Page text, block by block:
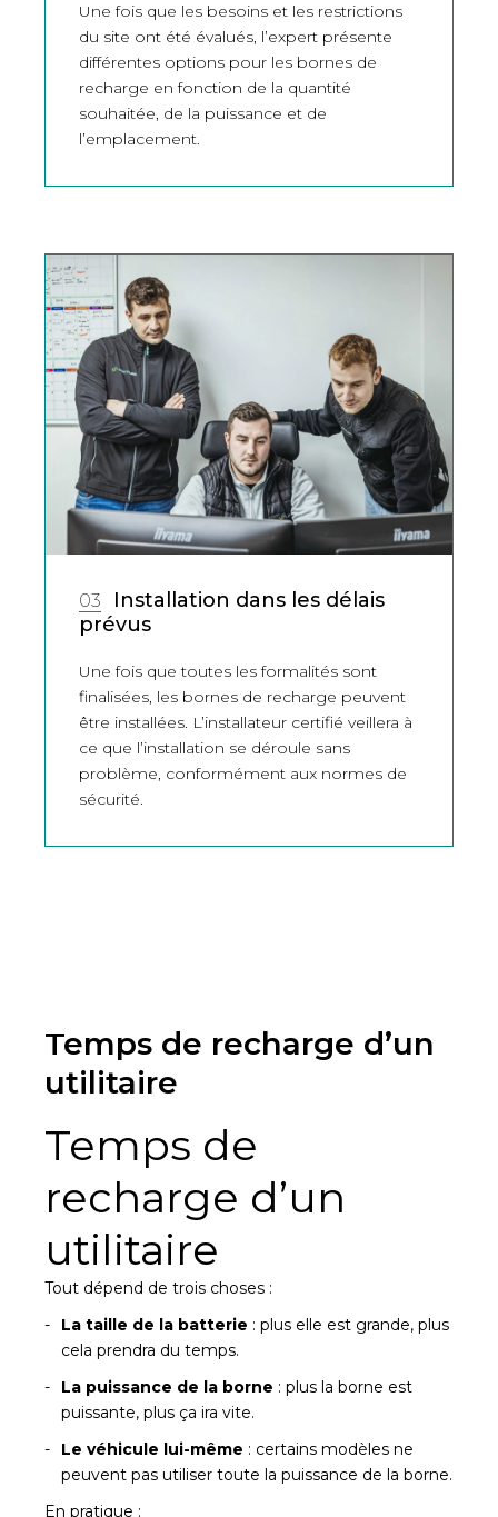
Une fois que les besoins et les restrictions
du site ont été évalués, l’expert présente
différentes options pour les bornes de
recharge en fonction de la quantité
souhaitée, de la puissance et de
l’emplacement.
03
Installation dans les délais
prévus
Une fois que toutes les formalités sont
finalisées, les bornes de recharge peuvent
être installées. L’installateur certifié veillera à
ce que l’installation se déroule sans
problème, conformément aux normes de
sécurité.
Temps de recharge d’un
utilitaire
Temps de
recharge d’un
utilitaire
Tout dépend de trois choses :
La taille de la batterie : plus elle est grande, plus
cela prendra du temps.
La puissance de la borne : plus la borne est
puissante, plus ça ira vite.
Le véhicule lui-même : certains modèles ne
peuvent pas utiliser toute la puissance de la borne.
En pratique :